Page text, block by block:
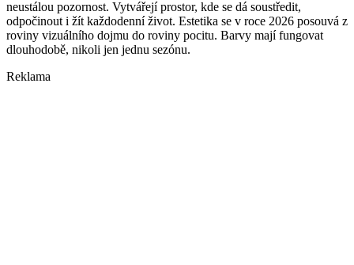
neustálou pozornost. Vytvářejí prostor, kde se dá soustředit,
odpočinout i žít každodenní život. Estetika se v roce 2026 posouvá z
roviny vizuálního dojmu do roviny pocitu. Barvy mají fungovat
dlouhodobě, nikoli jen jednu sezónu.
Reklama